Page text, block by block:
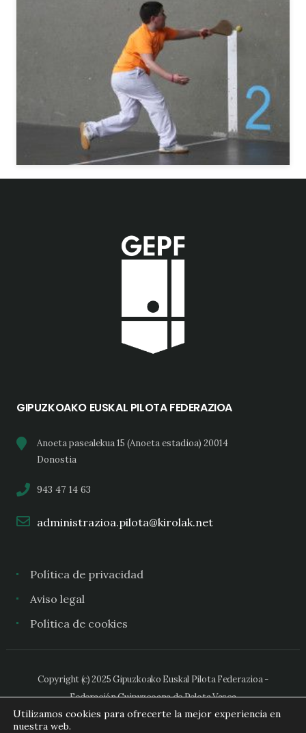
GIPUZKOAKO EUSKAL PILOTA FEDERAZIOA
Anoeta pasealekua 15 (Anoeta estadioa) 20014
Donostia
943 47 14 63
administrazioa.pilota@kirolak.net
Política de privacidad
Aviso legal
Política de cookies
Copyright (c) 2025 Gipuzkoako Euskal Pilota Federazioa -
Federación Guipuzcoana de Pelota Vasca
Utilizamos cookies para ofrecerte la mejor experiencia en
nuestra web.